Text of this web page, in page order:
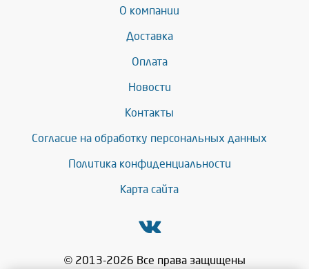
О компании
Доставка
Оплата
Новости
Контакты
Согласие на обработку персональных данных
Политика конфиденциальности
Карта сайта
© 2013-2026 Все права защищены